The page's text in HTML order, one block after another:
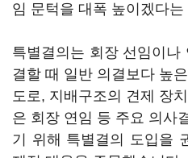
임 문턱을 대폭 높이겠다
특별결의는 회장 선임이나
결할 때 일반 의결보다 높
도로, 지배구조의 견제 장
은 회장 연임 등 주요 의사
기 위해 특별결의 도입을